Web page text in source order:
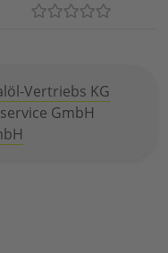
Vertriebs KG
GmbH